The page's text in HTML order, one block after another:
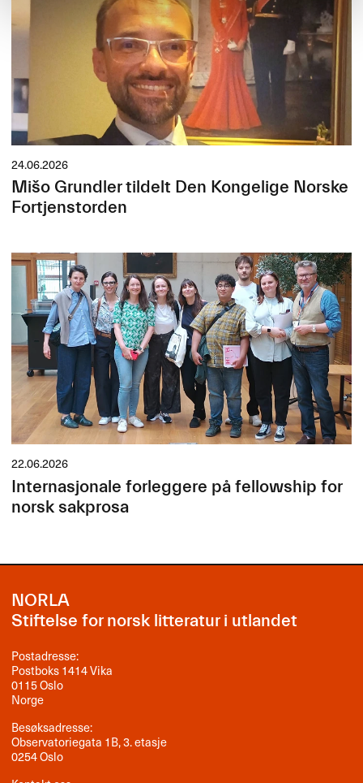
24.06.2026
Mišo Grundler tildelt Den Kongelige Norske
Fortjenstorden
22.06.2026
Internasjonale forleggere på fellowship for
norsk sakprosa
NORLA
Stiftelse for norsk litteratur i utlandet
Postadresse:
Postboks 1414 Vika
0115 Oslo
Norge
Besøksadresse:
Observatoriegata 1B, 3. etasje
0254 Oslo